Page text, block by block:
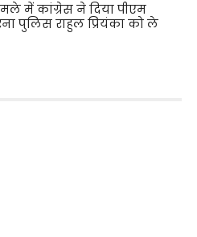
में कांग्रेस ने दिया पीएम
पुलिस राहुल प्रियंका को ले